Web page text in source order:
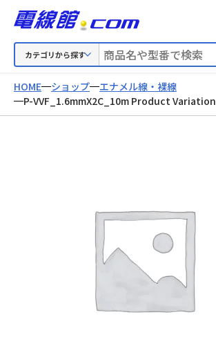
カテゴリから探す
HOME ショップ
エナメル線・裸線
P-VVF_1.6mmX2C_10m Product Variation